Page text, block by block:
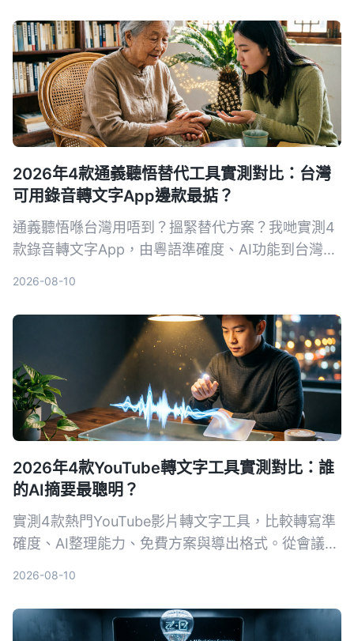
2026年4款通義聽悟替代工具實測對比：台灣
可用錄音轉文字App邊款最掂？
通義聽悟喺台灣用唔到？搵緊替代方案？我哋實測4
款錄音轉文字App，由粵語準確度、AI功能到台灣可
嘅選擇。
2026-08-10
2026年4款YouTube轉文字工具實測對比：誰
的AI摘要最聰明？
實測4款熱門YouTube影片轉文字工具，比較轉寫準
確度、AI整理能力、免費方案與導出格式。從會議記
2026-08-10